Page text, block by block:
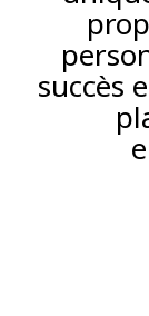
succès